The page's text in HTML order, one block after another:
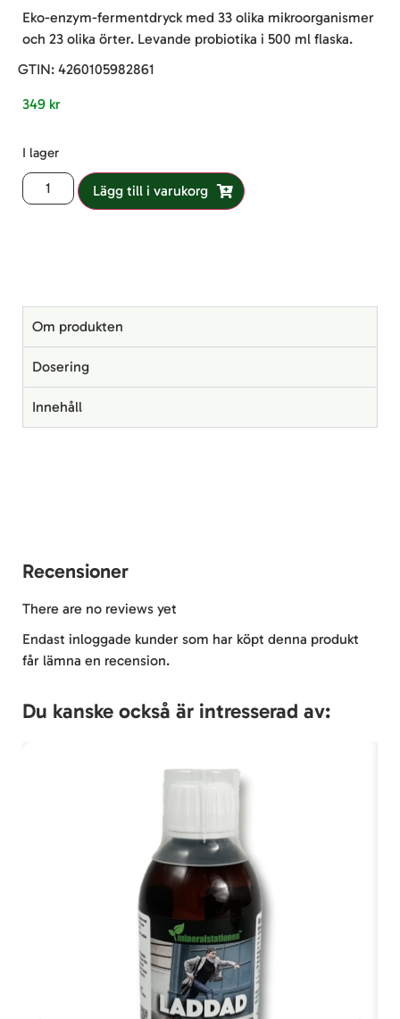
Eko-enzym-fermentdryck med 33 olika mikroorganismer
och 23 olika örter. Levande probiotika i 500 ml flaska.
GTIN: 4260105982861
349 kr
I lager
Lägg till i varukorg
Om produkten
Dosering
Innehåll
Recensioner
There are no reviews yet
Endast inloggade kunder som har köpt denna produkt
får lämna en recension.
Du kanske också är intresserad av: